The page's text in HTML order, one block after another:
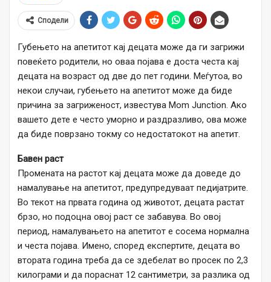
Сподели
Губењето на апетитот кај децата може да ги загрижи
повеќето родители, но оваа појава е доста честа кај
децата на возраст од две до пет години. Меѓутоа, во
некои случаи, губењето на апетитот може да биде
причина за загриженост, известува Mom Junction. Ако
вашето дете е често уморно и раздразливо, ова може
да биде поврзано токму со недостатокот на апетит.
Бавен раст
Промената на растот кај децата може да доведе до
намалување на апетитот, предупредуваат педијатрите.
Во текот на првата година од животот, децата растат
брзо, но подоцна овој раст се забавува. Во овој
период, намалувањето на апетитот е сосема нормална
и честа појава. Имено, според експертите, децата во
втората година треба да се здебелат во просек по 2,3
килограми и да пораснат 12 сантиметри, за разлика од